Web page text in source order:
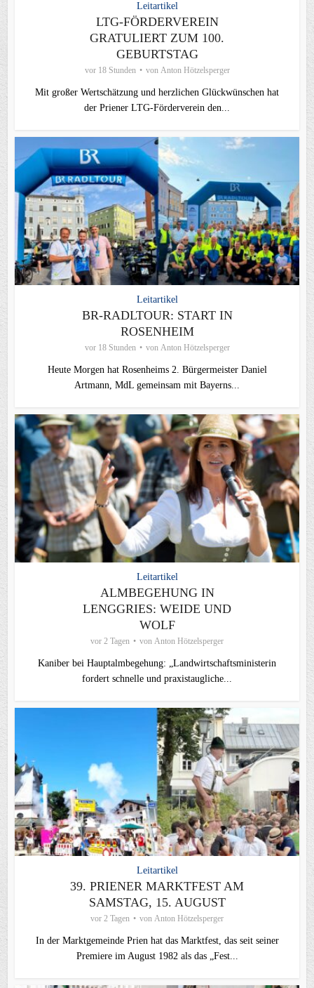
Leitartikel
LTG-FÖRDERVEREIN
GRATULIERT ZUM 100.
GEBURTSTAG
vor 18 Stunden von Anton Hötzelsperger
Mit großer Wertschätzung und herzlichen Glückwünschen hat
der Priener LTG‑Förderverein den...
Leitartikel
BR-RADLTOUR: START IN
ROSENHEIM
vor 18 Stunden von Anton Hötzelsperger
Heute Morgen hat Rosenheims 2. Bürgermeister Daniel
Artmann, MdL gemeinsam mit Bayerns...
Leitartikel
ALMBEGEHUNG IN
LENGGRIES: WEIDE UND
WOLF
vor 2 Tagen von Anton Hötzelsperger
Kaniber bei Hauptalmbegehung: „Landwirtschaftsministerin
fordert schnelle und praxistaugliche...
Leitartikel
39. PRIENER MARKTFEST AM
SAMSTAG, 15. AUGUST
vor 2 Tagen von Anton Hötzelsperger
In der Marktgemeinde Prien hat das Marktfest, das seit seiner
Premiere im August 1982 als das „Fest...